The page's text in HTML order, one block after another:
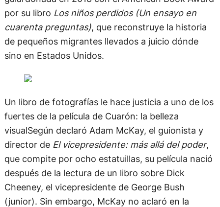
por su libro Los niños perdidos (Un ensayo en
cuarenta preguntas), que reconstruye la historia
de pequeños migrantes llevados a juicio dónde
sino en Estados Unidos.
Un libro de fotografías le hace justicia a uno de los
fuertes de la película de Cuarón: la belleza
visualSegún declaró Adam McKay, el guionista y
director de El vicepresidente: más allá del poder,
que compite por ocho estatuillas, su película nació
después de la lectura de un libro sobre Dick
Cheeney, el vicepresidente de George Bush
(junior). Sin embargo, McKay no aclaró en la